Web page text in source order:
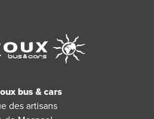
bus & cars
des artisans